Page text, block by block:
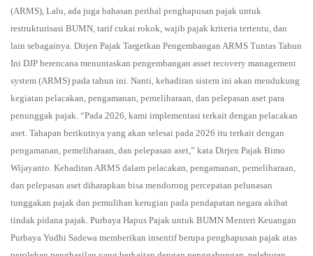
(ARMS), Lalu, ada juga bahasan perihal penghapusan pajak untuk
restrukturisasi BUMN, tarif cukai rokok, wajib pajak kriteria tertentu, dan
lain sebagainya. Dirjen Pajak Targetkan Pengembangan ARMS Tuntas Tahun
Ini DJP berencana menuntaskan pengembangan asset recovery management
system (ARMS) pada tahun ini. Nanti, kehadiran sistem ini akan mendukung
kegiatan pelacakan, pengamanan, pemeliharaan, dan pelepasan aset para
penunggak pajak. “Pada 2026, kami implementasi terkait dengan pelacakan
aset. Tahapan berikutnya yang akan selesai pada 2026 itu terkait dengan
pengamanan, pemeliharaan, dan pelepasan aset,” kata Dirjen Pajak Bimo
Wijayanto. Kehadiran ARMS dalam pelacakan, pengamanan, pemeliharaan,
dan pelepasan aset diharapkan bisa mendorong percepatan pelunasan
tunggakan pajak dan pemulihan kerugian pada pendapatan negara akibat
tindak pidana pajak. Purbaya Hapus Pajak untuk BUMN Menteri Keuangan
Purbaya Yudhi Sadewa memberikan insentif berupa penghapusan pajak atas